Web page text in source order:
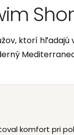
ktorí hľadajú
komfort pri